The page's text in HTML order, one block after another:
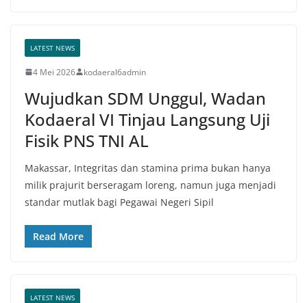
LATEST NEWS
4 Mei 2026 kodaeral6admin
Wujudkan SDM Unggul, Wadan
Kodaeral VI Tinjau Langsung Uji
Fisik PNS TNI AL
Makassar, Integritas dan stamina prima bukan hanya
milik prajurit berseragam loreng, namun juga menjadi
standar mutlak bagi Pegawai Negeri Sipil
Read More
LATEST NEWS